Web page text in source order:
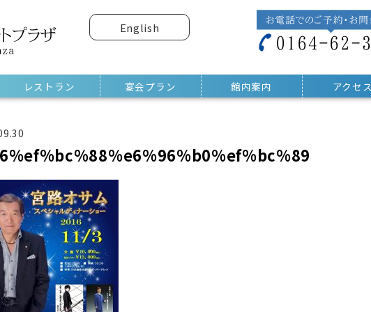
English
レストラン 宴会プラン 館内案内 アクセ